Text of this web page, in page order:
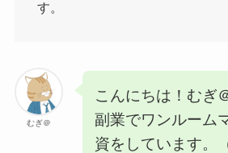
す。
むぎ＠
こんにちは！むぎ
副業でワンルーム
資をしています。